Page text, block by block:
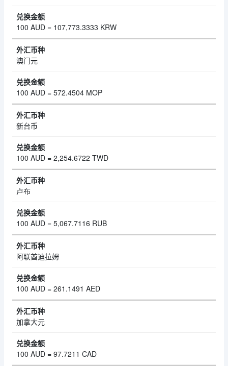
100 AUD = 107,773.3333 KRW
澳门元
100 AUD = 572.4504 MOP
新台币
100 AUD = 2,254.6722 TWD
卢布
100 AUD = 5,067.7116 RUB
阿联酋迪拉姆
100 AUD = 261.1491 AED
加拿大元
100 AUD = 97.7211 CAD